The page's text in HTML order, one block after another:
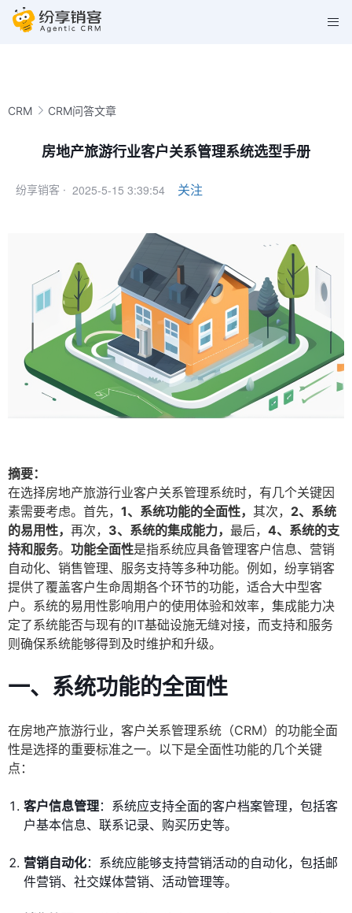
CRM CRM问答文章
房地产旅游行业客户关系管理系统选型手册
纷享销客 · 2025-5-15 3:39:54 关注
摘要：
在选择房地产旅游行业客户关系管理系统时，有几个关键因
素需要考虑。首先， 1、系统功能的全面性， 其次， 2、系统
的易用性， 再次， 3、系统的集成能力， 最后， 4、系统的支
持和服务。 功能全面性是指系统应具备管理客户信息、营销
自动化、销售管理、服务支持等多种功能。例如，纷享销客
提供了覆盖客户生命周期各个环节的功能，适合大中型客
户。系统的易用性影响用户的使用体验和效率，集成能力决
定了系统能否与现有的IT基础设施无缝对接，而支持和服务
则确保系统能够得到及时维护和升级。
一、系统功能的全面性
在房地产旅游行业，客户关系管理系统（CRM）的功能全面
性是选择的重要标准之一。以下是全面性功能的几个关键
点：
客户信息管理：系统应支持全面的客户档案管理，包括客
户基本信息、联系记录、购买历史等。
营销自动化：系统应能够支持营销活动的自动化，包括邮
件营销、社交媒体营销、活动管理等。